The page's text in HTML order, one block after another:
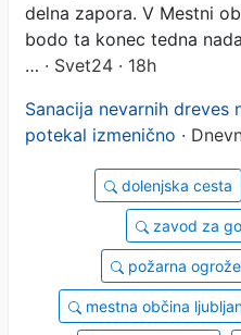
delna zapora. V Mestni
bodo ta konec tedna
… · Svet24 · 18h
Sanacija nevarnih dreves
potekal izmenično ·
dolenjska cesta
zavod za
požarna
mestna občina